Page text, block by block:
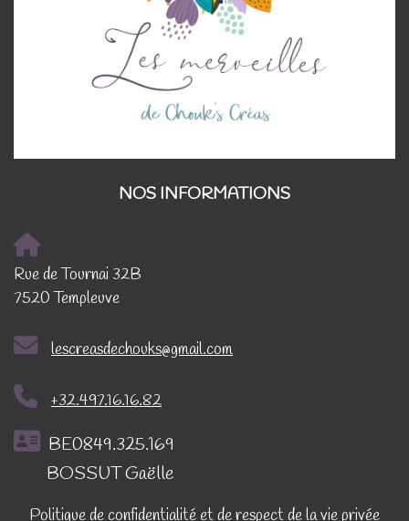
NOS INFORMATIONS
Rue de Tournai 32B
7520 Templeuve
lescreasdechouks@gmail.com
+32.497.16.16.82
BE0849.325.169
BOSSUT Gaëlle
Politique de confidentialité et de respect de la vie privée